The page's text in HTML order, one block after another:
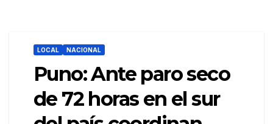
LOCAL NACIONAL
Puno: Ante paro seco
de 72 horas en el sur